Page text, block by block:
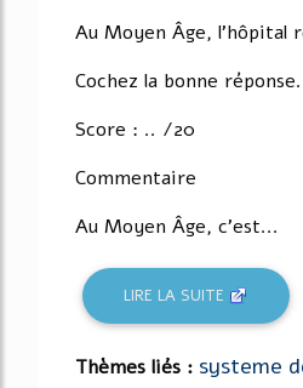
Au Moyen Âge, l'hôpital
Cochez la bonne réponse.
Score : .. /20
Commentaire
Au Moyen Âge, c'est...
LIRE LA SUITE
Thèmes liés : systeme